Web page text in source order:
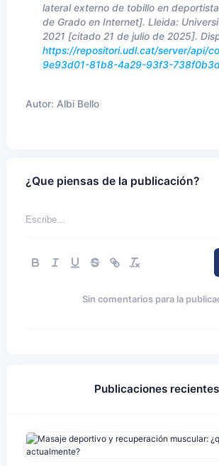
lateral externo de tobillo en
de Grado en Internet]. Lleida:
2021 [citado 21 de julio de 2025].
https://repositori.udl.cat/server/api/
9e93d01-81b8-4a29-93f3-
Autor: Albi Bello
¿Que piensas de la publicación?
Sin comentarios para la
Publicaciones recientes